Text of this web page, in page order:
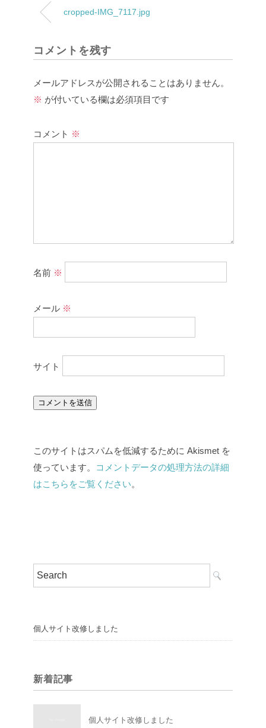
cropped-IMG_7117.jpg
コメントを残す
メールアドレスが公開されることはありません。
※ が付いている欄は必須項目です
コメント ※
名前 ※
メール ※
サイト
このサイトはスパムを低減するために Akismet を
使っています。
コメントデータの処理方法の詳細
はこちらをご覧ください。
個人サイト改修しました
新着記事
個人サイト改修しました